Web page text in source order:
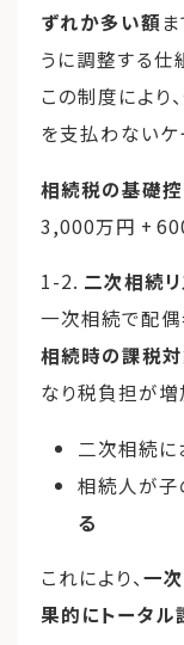
ずれか多い額
うに調整する仕
この制度により
を支払わないケ
相続税の基礎
3,000万円 +
1-2. 二次相続
一次相続で配偶
相続時の課税
なり税負担が増
二次相続に
相続人が子
る
これにより、一
果的にトータル